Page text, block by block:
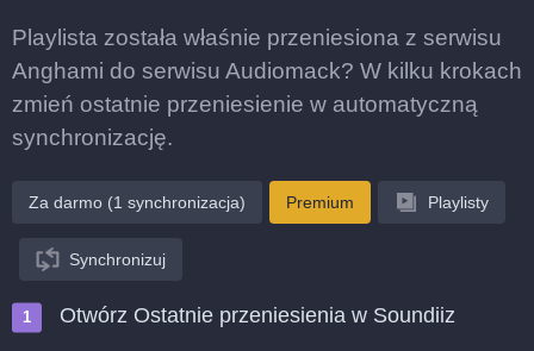
Playlista została właśnie przeniesiona z serwisu
Anghami do serwisu Audiomack? W kilku krokach
zmień ostatnie przeniesienie w automatyczną
synchronizację.
Za darmo (1 synchronizacja) Premium Playlisty
Synchronizuj
Otwórz Ostatnie przeniesienia w Soundiiz